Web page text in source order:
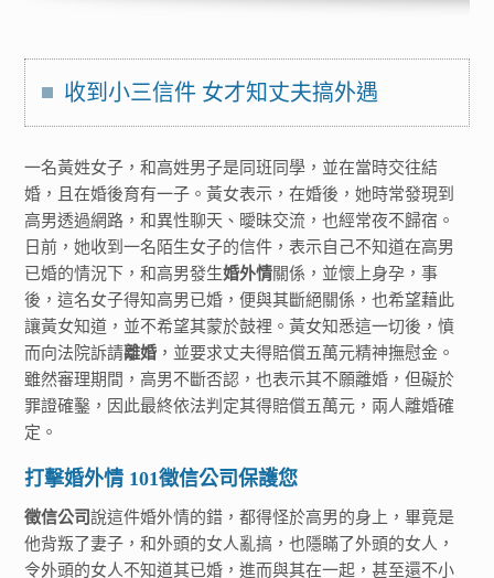
收到小三信件 女才知丈夫搞外遇
一名黃姓女子，和高姓男子是同班同學，並在當時交往結
婚，且在婚後育有一子。黃女表示，在婚後，她時常發現到
高男透過網路，和異性聊天、曖昧交流，也經常夜不歸宿。
日前，她收到一名陌生女子的信件，表示自己不知道在高男
已婚的情況下，和高男發生婚外情關係，並懷上身孕，事
後，這名女子得知高男已婚，便與其斷絕關係，也希望藉此
讓黃女知道，並不希望其蒙於鼓裡。黃女知悉這一切後，憤
而向法院訴請離婚 ，並要求丈夫得賠償五萬元精神撫慰金。
雖然審理期間，高男不斷否認，也表示其不願離婚，但礙於
罪證確鑿，因此最終依法判定其得賠償五萬元，兩人離婚確
定。
打擊婚外情 101徵信公司保護您
徵信公司說這件婚外情的錯，都得怪於高男的身上，畢竟是
他背叛了妻子，和外頭的女人亂搞，也隱瞞了外頭的女人，
令外頭的女人不知道其已婚，進而與其在一起，甚至還不小